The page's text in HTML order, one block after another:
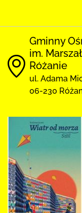
Gminny
im.
Różanie
ul. Adama
06-230